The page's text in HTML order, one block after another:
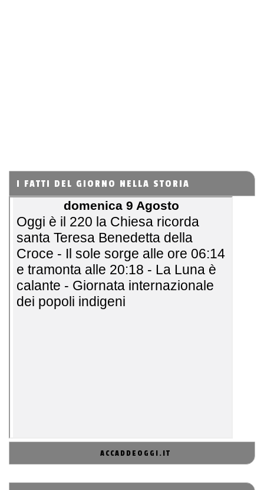
I FATTI DEL GIORNO NELLA STORIA
ACCADDEOGGI.IT